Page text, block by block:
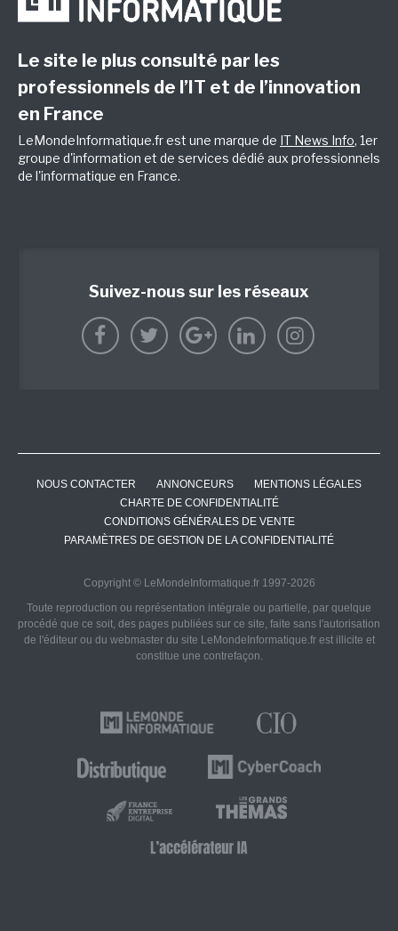
Le site le plus consulté par les
professionnels de l’IT et de l’innovation
en France
LeMondeInformatique.fr est une marque de IT News Info, 1er
groupe d'information et de services dédié aux professionnels
de l'informatique en France.
Suivez-nous sur les réseaux
NOUS CONTACTER ANNONCEURS
MENTIONS LÉGALES
CHARTE DE CONFIDENTIALITÉ
CONDITIONS GÉNÉRALES DE VENTE
PARAMÈTRES DE GESTION DE LA CONFIDENTIALITÉ
Copyright © LeMondeInformatique.fr 1997-2026
Toute reproduction ou représentation intégrale ou partielle, par quelque
procédé que ce soit, des pages publiées sur ce site, faite sans l'autorisation
de l'éditeur ou du webmaster du site LeMondeInformatique.fr est illicite et
constitue une contrefaçon.